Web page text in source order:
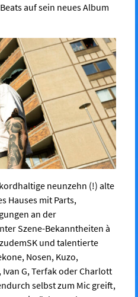
auf sein neues Album
neunzehn (!) alte
Hauses mit Parts,
an der
Szene-Bekanntheiten à
und talentierte
Nosen, Kuzo,
G, Terfak oder Charlott
selbst zum Mic greift,